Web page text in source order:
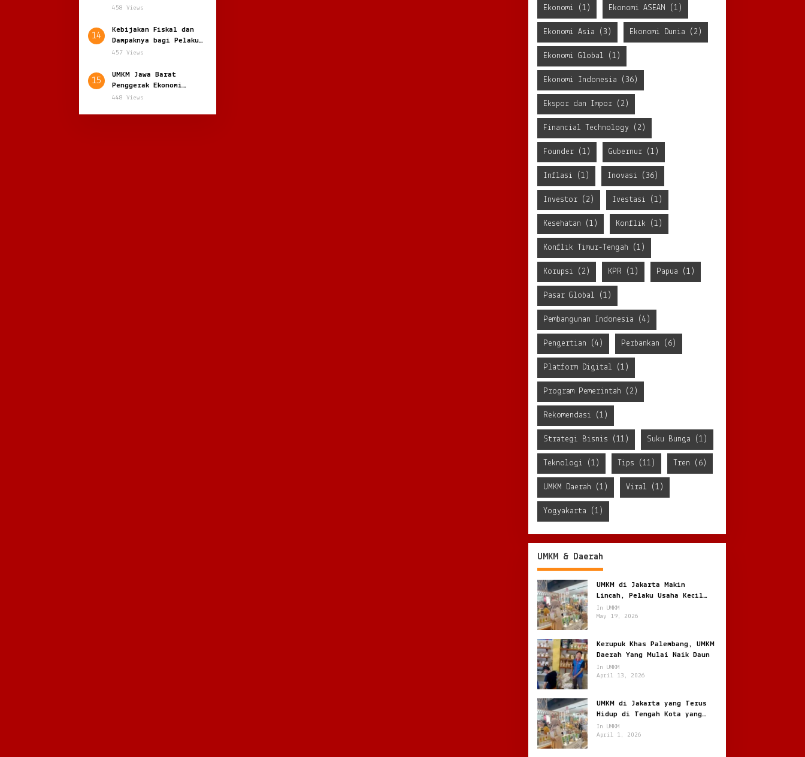
Global: Antara
Kemandirian
458 Views
14
Kebijakan Fiskal dan
Dampaknya bagi Pelaku
Usaha: Menakar Arah
457 Views
15
UMKM Jawa Barat
Penggerak Ekonomi
Daerah yang Terus
448 Views
Ekonomi (1) Ekonomi ASEAN (1)
Ekonomi Asia (3) Ekonomi Dunia (2)
Ekonomi Global (1)
Ekonomi Indonesia (36)
Ekspor dan Impor(2)
Financial Technology(2)
Founder(1) Gubernur(1)
Inflasi (1) Inovasi (36)
Investor(2) Ivestasi (1)
Kesehatan (1) Konflik (1)
Konflik Timur-Tengah (1)
Korupsi (2) KPR (1) Papua (1)
Pasar Global (1)
Pembangunan Indonesia (4)
Pengertian (4) Perbankan (6)
Platform Digital (1)
Program Pemerintah (2)
Rekomendasi (1)
Strategi Bisnis (11) Suku Bunga (1)
Teknologi (1) Tips (11) Tren (6)
UMKM Daerah (1) Viral (1)
Yogyakarta (1)
UMKM & Daerah
UMKM di Jakarta Makin
Lincah, Pelaku Usaha Kecil
Berburu Peluang di Kota
Besar
In UMKM
May 19, 2026
Kerupuk Khas Palembang, UMKM
Daerah Yang Mulai Naik Daun
In UMKM
April 13, 2026
UMKM di Jakarta yang Terus
Hidup di Tengah Kota yang
Bergerak Cepat
In UMKM
April 1, 2026